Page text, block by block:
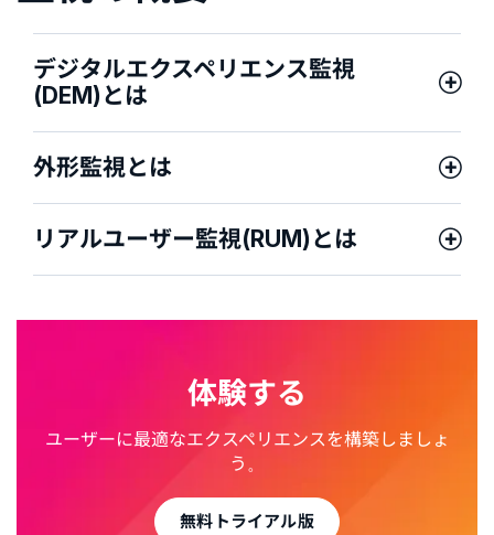
デジタルエクスペリエンス監視
(DEM)とは
外形監視とは
リアルユーザー監視(RUM)とは
体験する
ユーザーに最適なエクスペリエンスを構築しましょ
う。
無料トライアル版